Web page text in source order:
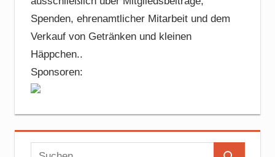
Spenden, ehrenamtlicher Mitarbeit und dem
Verkauf von Getränken und kleinen
Häppchen..
Sponsoren:
Suchen